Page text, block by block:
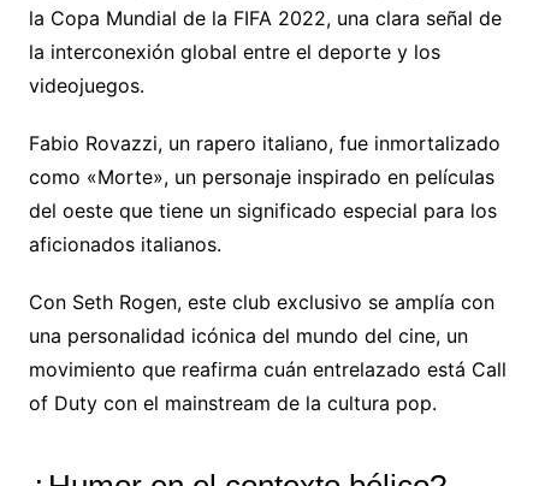
la Copa Mundial de la FIFA 2022, una clara señal de
la interconexión global entre el deporte y los
videojuegos.
Fabio Rovazzi, un rapero italiano, fue inmortalizado
como «Morte», un personaje inspirado en películas
del oeste que tiene un significado especial para los
aficionados italianos.
Con Seth Rogen, este club exclusivo se amplía con
una personalidad icónica del mundo del cine, un
movimiento que reafirma cuán entrelazado está Call
of Duty con el mainstream de la cultura pop.